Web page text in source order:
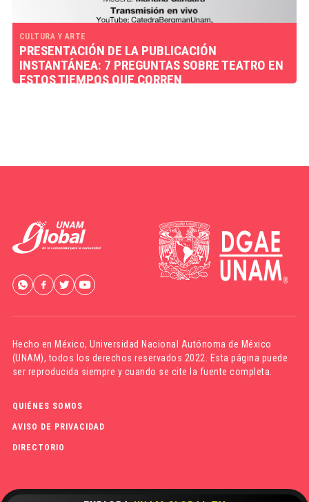
CULTURA Y ARTE
PRESENTACIÓN DE LA PUBLICACIÓN
INSTANTÁNEA: 7 PREGUNTAS SOBRE TEATRO EN
ESTOS TIEMPOS QUE CORREN
Hecho en México,Universidad Nacional Autónoma de México
(UNAM), todos los derechos reservados 2022. Esta página puede
ser reproducida siempre y cuando se cite la fuente completa.
QUIÉNES SOMOS
AVISO DE PRIVACIDAD
DIRECTORIO